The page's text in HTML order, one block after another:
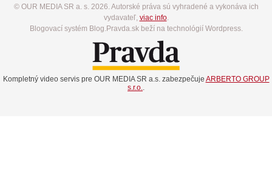
© OUR MEDIA SR a. s. 2026. Autorské práva sú vyhradené a vykonáva ich
vydavateľ, viac info.
Blogovací systém Blog.Pravda.sk beží na technológií Wordpress.
Kompletný video servis pre OUR MEDIA SR a.s. zabezpečuje ARBERTO GROUP
s.r.o.